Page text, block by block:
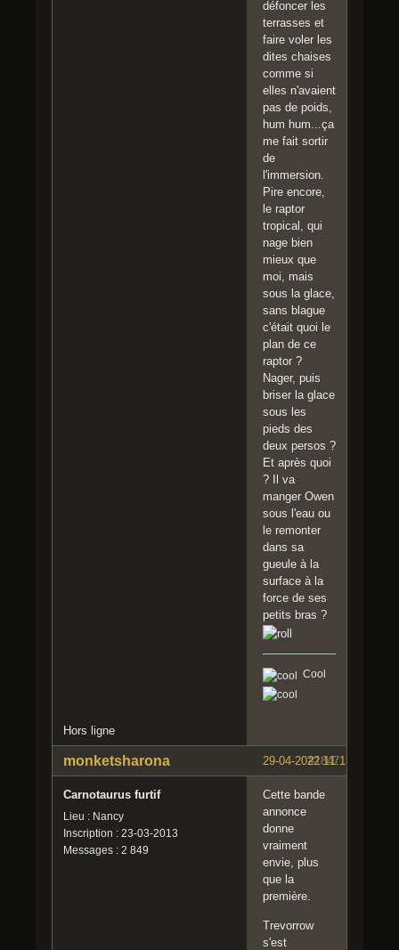
défoncer les
terrasses et
faire voler les
dites chaises
comme si
elles n'avaient
pas de poids,
hum hum...ça
me fait sortir
de
l'immersion.
Pire encore,
le raptor
tropical, qui
nage bien
mieux que
moi, mais
sous la glace,
sans blague
c'était quoi le
plan de ce
raptor ?
Nager, puis
briser la glace
sous les
pieds des
deux persos ?
Et après quoi
? Il va
manger Owen
sous l'eau ou
le remonter
dans sa
gueule à la
surface à la
force de ses
petits bras ?
Cool
Hors ligne
#1847
29-04-2022 11:15:23
monketsharona
Carnotaurus furtif
Lieu : Nancy
Inscription : 23-03-2013
Messages : 2 849
Cette bande
annonce
donne
vraiment
envie, plus
que la
première.
Trevorrow
s'est